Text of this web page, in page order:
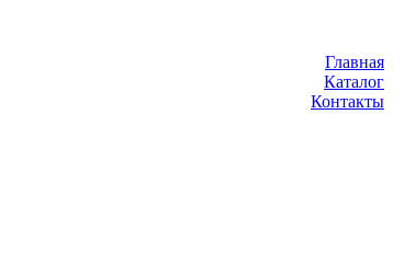
Главная
Каталог
Контакты